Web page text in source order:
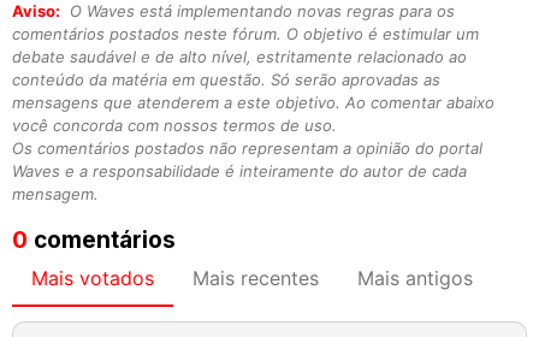
Aviso:
O Waves está implementando novas regras para os
comentários postados neste fórum. O objetivo é estimular um
debate saudável e de alto nível, estritamente relacionado ao
conteúdo da matéria em questão. Só serão aprovadas as
mensagens que atenderem a este objetivo. Ao comentar abaixo
você concorda com nossos termos de uso.
Os comentários postados não representam a opinião do portal
Waves e a responsabilidade é inteiramente do autor de cada
mensagem.
0 comentários
Mais votados Mais recentes Mais antigos